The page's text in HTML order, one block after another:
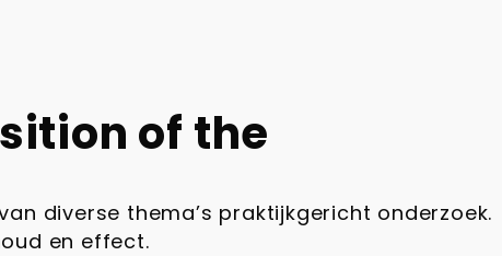
of the
diverse thema’s praktijkgericht onderzoek.
en effect.